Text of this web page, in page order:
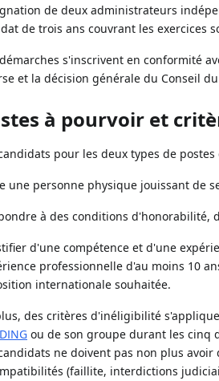
de deux administrateurs
de trois ans couvrant les exercices
s'inscrivent en conformité
et la décision générale du Conseil
à pourvoir et
pour les deux types de
une personne physique jouissant de
à des conditions
d'une compétence et d'une
professionnelle d'au moins 10
internationale souhaitée.
des critères d'inéligibilité
ou de son groupe durant les cinq
ne doivent pas non plus
(faillite, interdictions